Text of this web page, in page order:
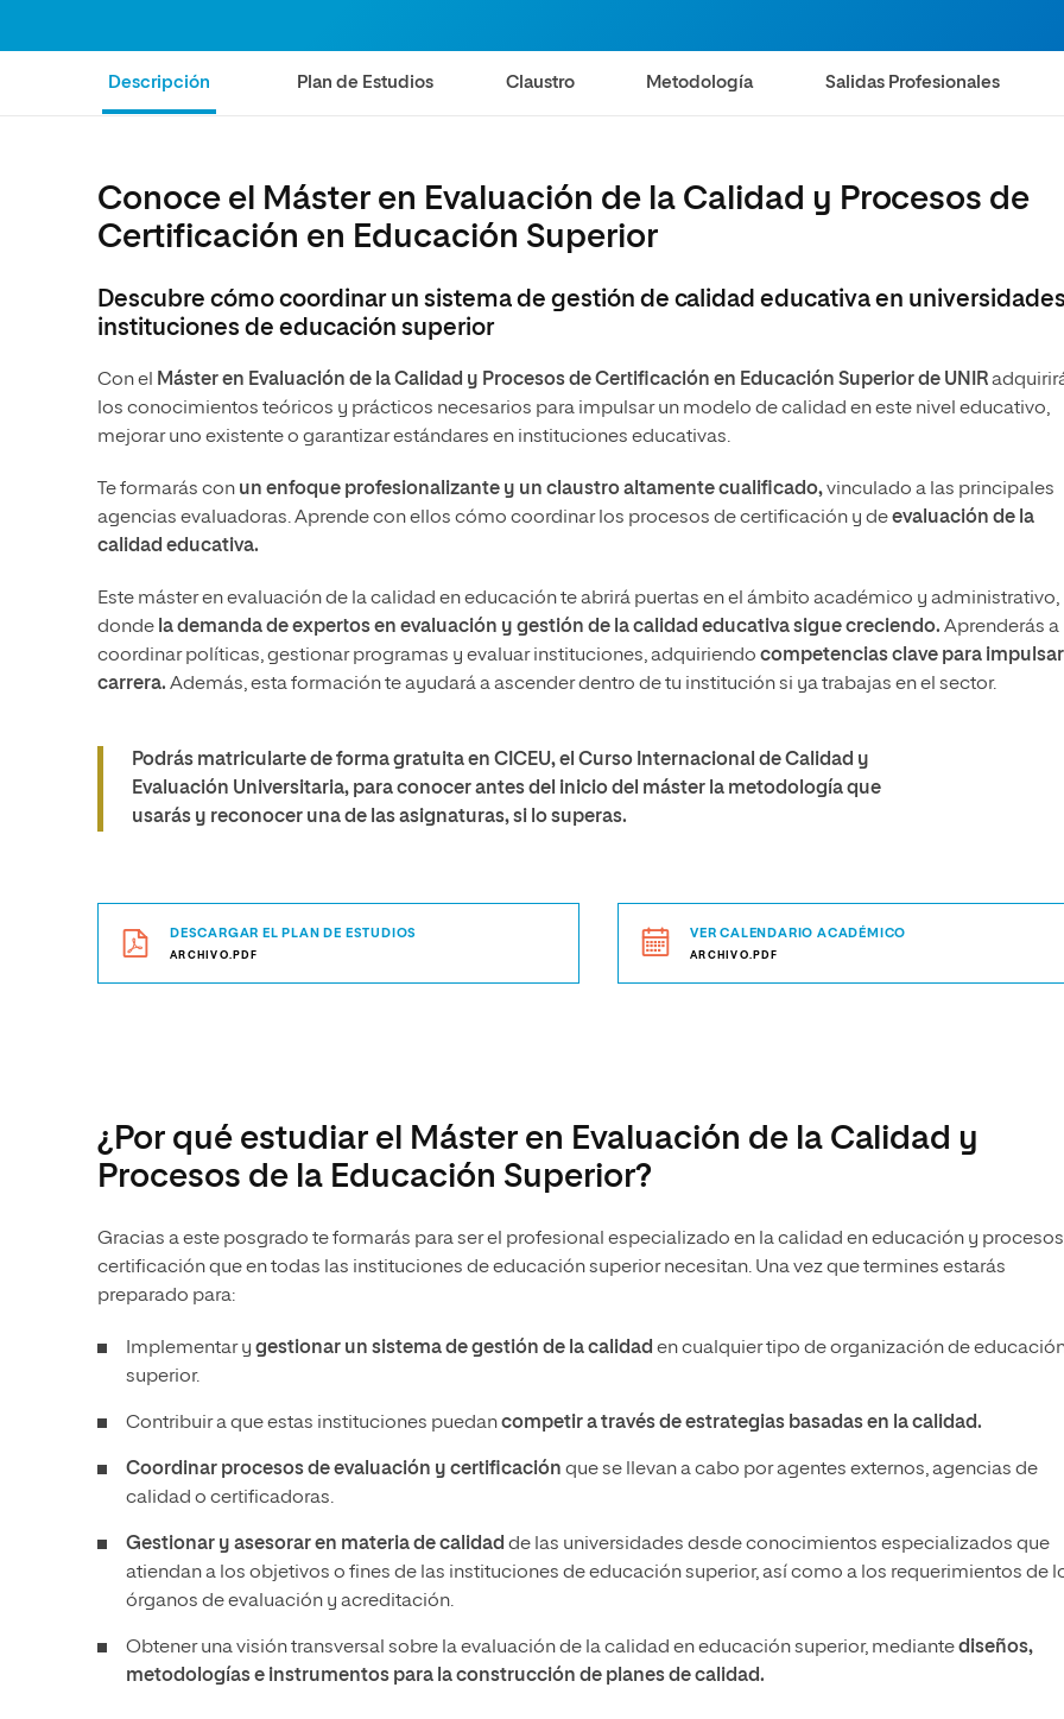
Ciencias Sociales
Humanidades
Diseño
Ciencias de la Salud
Artes
Música
Descripción Plan de Estudios Claustro Metodología Salidas Profesionales
Conoce el Máster en Evaluación de la Calidad y Procesos de
Certificación en Educación Superior
Descubre cómo coordinar un sistema de gestión de calidad educativa en
instituciones de educación superior
Con el Máster en Evaluación de la Calidad y Procesos de Certificación en Educación Superior de UNIR
los conocimientos teóricos y prácticos necesarios para impulsar un modelo de calidad en este nivel educativo,
mejorar uno existente o garantizar estándares en instituciones educativas.
Te formarás con un enfoque profesionalizante y un claustro altamente cualificado,vinculado a las principales
agencias evaluadoras. Aprende con ellos cómo coordinar los procesos de certificación y deevaluación de la
calidad educativa.
Este máster en evaluación de la calidad en educación te abrirá puertas en el ámbito académico y administrativo,
donde la demanda de expertos en evaluación y gestión de la calidad educativa sigue creciendo. Aprenderás a
coordinar políticas, gestionar programas y evaluar instituciones, adquiriendo competencias clave para
carrera. Además, esta formación te ayudará a ascender dentro de tu institución si ya trabajas en el sector.
Podrás matricularte de forma gratuita en CICEU, el Curso Internacional de Calidad y
Evaluación Universitaria, para conocer antes del inicio del máster la metodología que
usarás y reconocer una de las asignaturas, si lo superas.
DESCARGAR EL PLAN DE ESTUDIOS
ARCHIVO.PDF
VER CALENDARIO ACADÉMICO
ARCHIVO.PDF
¿Por qué estudiar el Máster en Evaluación de la Calidad y
Procesos de la Educación Superior?
Gracias a este posgrado te formarás para ser el profesional especializado en la calidad en educación y
certificación que en todas las instituciones de educación superior necesitan. Una vez que termines estarás
preparado para:
Implementar y gestionar un sistema de gestión de la calidad en cualquier tipo de organización de
superior.
Contribuir a que estas instituciones puedancompetir a través de estrategias basadas en la calidad.
Coordinar procesos de evaluación y certificación que se llevan a cabo por agentes externos, agencias de
calidad o certificadoras.
Gestionar y asesorar en materia de calidad de las universidades desde conocimientos especializados que
atiendan a los objetivos o fines de las instituciones de educación superior, así como a los requerimientos de
órganos de evaluación y acreditación.
Obtener una visión transversal sobre la evaluación de la calidad en educación superior, mediantediseños,
metodologías e instrumentos para la construcción de planes de calidad.